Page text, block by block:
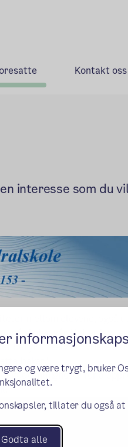
og være trygt, bruker
tillater du også
Godta alle
Kontakt oss
interesse som du
mellom elevene, også
på skolen vår. Det er lav
betyr at selv om vi ikke har
baker"!
gode muligheter for å